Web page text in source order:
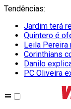
Tendências:
Jardim terá
Quintero é
Leila Pereira
Corinthians
Danilo
PC Oliveira